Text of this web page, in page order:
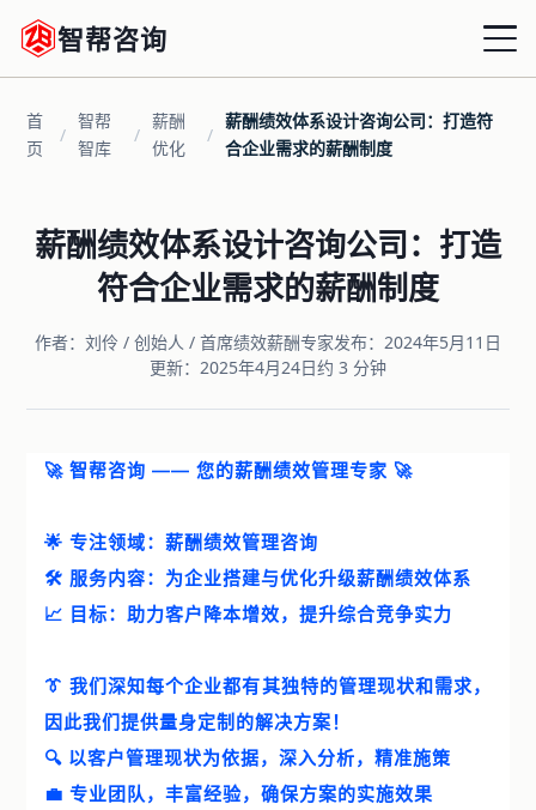
智帮咨询
首页
组织绩效
案例中心
智帮智库
关于我们
联系我们
首
页
/
智帮
智库
/
薪酬
优化
/
薪酬绩效体系设计咨询公司：打造符
合企业需求的薪酬制度
薪酬绩效体系设计咨询公司：打造
符合企业需求的薪酬制度
作者：刘伶 / 创始人 / 首席绩效薪酬专家发布：2024年5月11日
更新：2025年4月24日约 3 分钟
🚀 智帮咨询 —— 您的薪酬绩效管理专家 🚀
🌟 专注领域：薪酬绩效管理咨询
🛠️ 服务内容：为企业搭建与优化升级薪酬绩效体系
📈 目标：助力客户降本增效，提升综合竞争实力
👔 我们深知每个企业都有其独特的管理现状和需求，
因此我们提供量身定制的解决方案！
🔍 以客户管理现状为依据，深入分析，精准施策
💼 专业团队，丰富经验，确保方案的实施效果